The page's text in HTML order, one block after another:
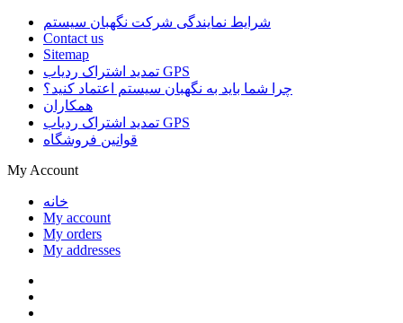
شرایط نمایندگی شرکت نگهبان سیستم
Contact us
Sitemap
تمدید اشتراک ردیاب GPS
چرا شما باید به نگهبان سیستم اعتماد کنید؟
همکاران
تمدید اشتراک ردیاب GPS
قوانین فروشگاه
My Account
خانه
My account
My orders
My addresses